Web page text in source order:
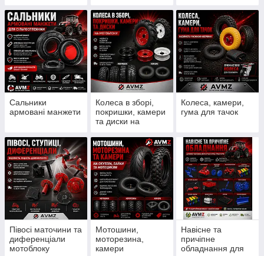
Сальники
армовані манжети
Колеса в зборі,
покришки, камери
та диски на
Колеса, камери,
гума для тачок
Півосі маточини та
диференціали
мотоблоку
Мотошини,
моторезина,
камери
Навісне та
причіпне
обладнання для